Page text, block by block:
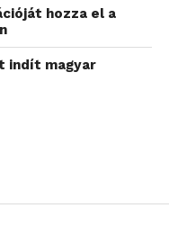
hozza el a
indít magyar